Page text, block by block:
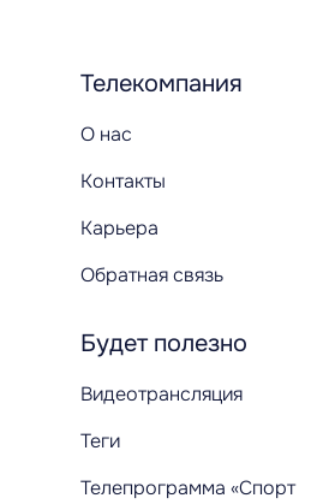
Телекомпания
О нас
Контакты
Карьера
Обратная связь
Будет полезно
Видеотрансляция
Теги
Телепрограмма «Спорт